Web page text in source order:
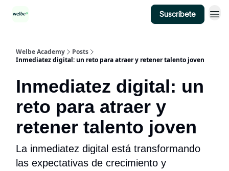
Suscríbete
Welbe Academy
Posts
Inmediatez digital: un reto para atraer y retener talento joven
Inmediatez digital: un
reto para atraer y
retener talento joven
La inmediatez digital está transformando
las expectativas de crecimiento y